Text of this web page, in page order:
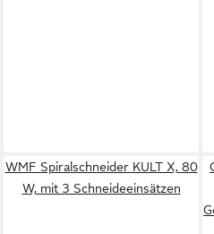
WMF Spiralschneider KULT X, 80
W, mit 3 Schneideeinsätzen